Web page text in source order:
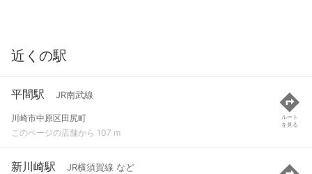
近くの駅
平間駅 JR南武線
川崎市中原区田尻町
このページの店舗から 107 m
ルート
を見る
新川崎駅 JR横須賀線 など